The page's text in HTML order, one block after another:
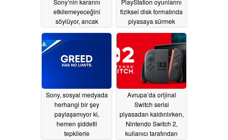
Sony’nin kararını
etkilemeyeceğini
söylüyor, ancak
değil07/10/2026
PlayStation oyunlarını
fiziksel disk formatında
piyasaya sürmek
PS6’nın lansmanı
başarısız olacak
07/09/2026
Sony, sosyal medyada
herhangi bir şey
paylaşamıyor ki,
hemen şiddetli
tepkilerle
Avrupa’da orijinal
Switch serisi
piyasadan kaldırılırken,
Nintendo Switch 2,
kullanıcı tarafından